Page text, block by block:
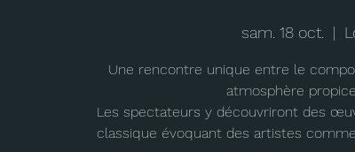
sam. 18 oct.
  |
Une rencontre unique entre le
atmosphère
Les spectateurs y découvriront des
classique évoquant des artistes